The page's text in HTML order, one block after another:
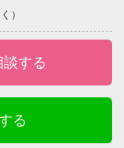
）
する
る